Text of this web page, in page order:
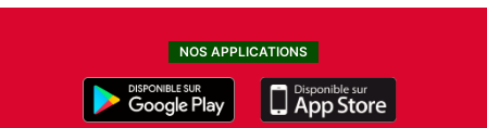
NOS APPLICATIONS